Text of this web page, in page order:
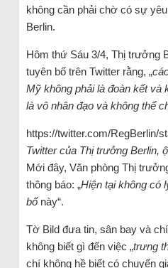
không cần phải chờ có sự
Berlin.
Hôm thứ Sáu 3/4, Thị trưởng
tuyên bố trên Twitter rằng, „
Mỹ không phải là đoàn kết và
là vô nhân đạo và không thể
https://twitter.com/RegBerlin/
Twitter của Thị trưởng Berlin,
Mới đây, Văn phòng Thị
thông báo: „Hiện tại không có
bốnày“.
Tờ Bild đưa tin, sân bay và
không biết gì đến việc „trưng
chí không hề biết có chuyển